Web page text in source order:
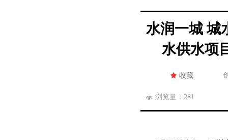
水润一城
水供水项
넶 浏览量： 281
끄 收藏